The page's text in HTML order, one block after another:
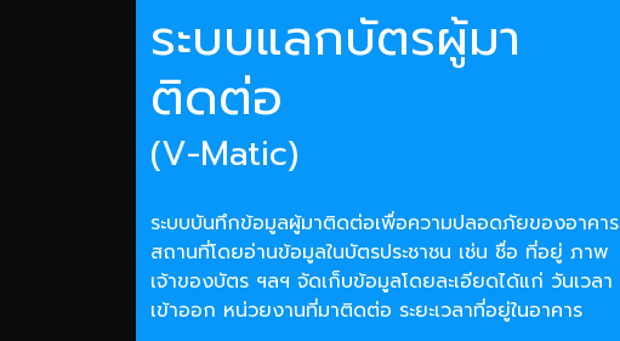
ระบบแลกบัตรผู้มา
ติดต่อ
(V-Matic)
ระบบบันทึกข้อมูลผู้มาติดต่อเพื่อความปลอดภัยของอาคาร
สถานที่โดยอ่านข้อมูลในบัตรประชาชน เช่น ชื่อ ที่อยู่ ภาพ
เจ้าของบัตร ฯลฯ จัดเก็บข้อมูลโดยละเอียดได้แก่ วันเวลา
เข้าออก หน่วยงานที่มาติดต่อ ระยะเวลาที่อยู่ในอาคาร